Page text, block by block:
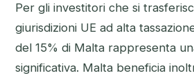
Per gli investitori che si
giurisdizioni UE ad alta
del 15% di Malta rappresenta
significativa. Malta beneficia